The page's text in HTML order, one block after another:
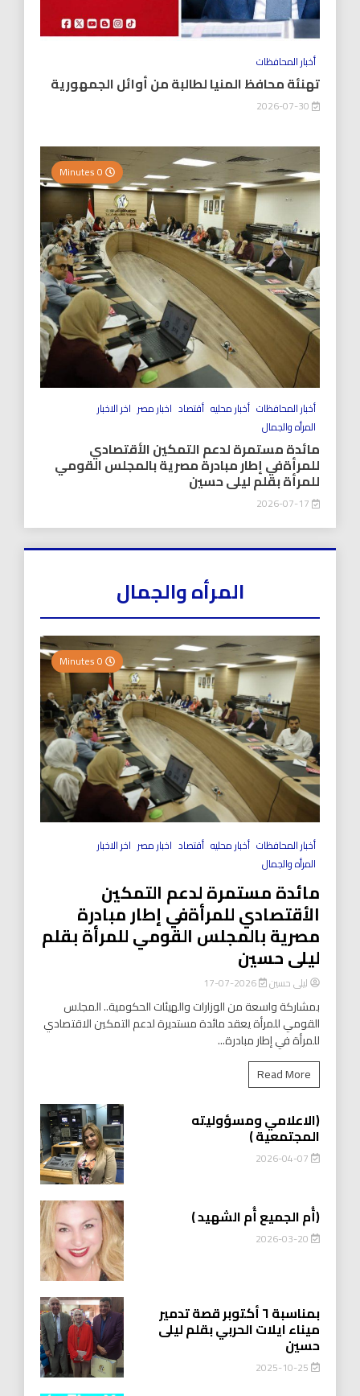
أخبار المحافظات
تهنئة محافظ المنيا لطالبة من أوائل الجمهورية
أخبار المحافظات أخبار محليه أقتصاد اخبار مصر اخر الاخبار
المرأه والجمال
مائدة مستمرة لدعم التمكين الأقتصادي
للمرأةفي إطار مبادرة مصرية بالمجلس القومي
للمرأة بقلم ليلى حسين
المرأه والجمال
أخبار المحافظات أخبار محليه أقتصاد اخبار مصر اخر الاخبار
المرأه والجمال
مائدة مستمرة لدعم التمكين
الأقتصادي للمرأةفي إطار مبادرة
مصرية بالمجلس القومي للمرأة بقلم
ليلى حسين
ليلى حسين 2026-07-17
بمشاركة واسعة من الوزارات والهيئات الحكومية.. المجلس
القومي للمرأة يعقد مائدة مستديرة لدعم التمكين الاقتصادي
للمرأة في إطار مبادرة...
Read More
(الاعلامي ومسؤوليته
المجتمعية )
2026-04-07
(أُم الجميع أُم الشهيد )
2026-03-20
بمناسبة ٦ أكتوبر قصة تدمير
ميناء ايلات الحربي بقلم ليلى
حسين
2025-10-25